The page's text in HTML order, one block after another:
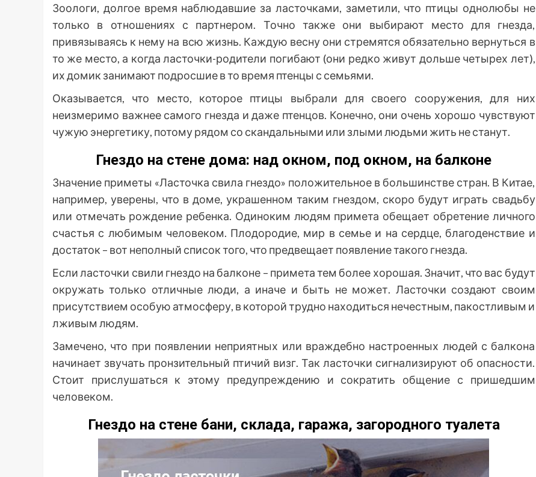
Зоологи, долгое время наблюдавшие за ласточками, заметили, что птицы однолюбы не
только в отношениях с партнером. Точно также они выбирают место для гнезда,
привязываясь к нему на всю жизнь. Каждую весну они стремятся обязательно вернуться в
то же место, а когда ласточки-родители погибают (они редко живут дольше четырех лет),
их домик занимают подросшие в то время птенцы с семьями.
Оказывается, что место, которое птицы выбрали для своего сооружения, для них
неизмеримо важнее самого гнезда и даже птенцов. Конечно, они очень хорошо чувствуют
чужую энергетику, потому рядом со скандальными или злыми людьми жить не станут.
Гнездо на стене дома: над окном, под окном, на балконе
Значение приметы «Ласточка свила гнездо» положительное в большинстве стран. В Китае,
например, уверены, что в доме, украшенном таким гнездом, скоро будут играть свадьбу
или отмечать рождение ребенка. Одиноким людям примета обещает обретение личного
счастья с любимым человеком. Плодородие, мир в семье и на сердце, благоденствие и
достаток – вот неполный список того, что предвещает появление такого гнезда.
Если ласточки свили гнездо на балконе – примета тем более хорошая. Значит, что вас будут
окружать только отличные люди, а иначе и быть не может. Ласточки создают своим
присутствием особую атмосферу, в которой трудно находиться нечестным, пакостливым и
лживым людям.
Замечено, что при появлении неприятных или враждебно настроенных людей с балкона
начинает звучать пронзительный птичий визг. Так ласточки сигнализируют об опасности.
Стоит прислушаться к этому предупреждению и сократить общение с пришедшим
человеком.
Гнездо на стене бани, склада, гаража, загородного туалета